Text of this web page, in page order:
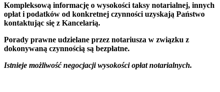
Kompleksową informację o wysokości taksy notarialnej, innych
opłat i podatków od konkretnej czynności uzyskają Państwo
kontaktując się z Kancelarią.
Porady prawne udzielane przez notariusza w związku z
dokonywaną czynnością są bezpłatne.
Istnieje możliwość negocjacji wysokości opłat notarialnych.